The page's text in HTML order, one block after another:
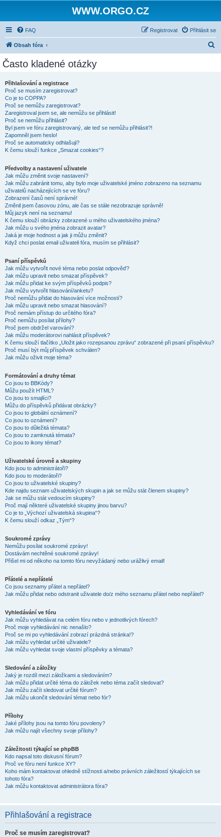
WWW.ORGO.CZ
FAQ Přihlásit se
Registrovat
Obsah fóra
Často kladené otázky
Přihlašování a registrace
Proč se musím zaregistrovat?
Co je to COPPA?
Proč se nemůžu zaregistrovat?
Zaregistroval jsem se, ale nemůžu se přihlásit!
Proč se nemůžu přihlásit?
Byl jsem ve fóru zaregistrovaný, ale teď se nemůžu přihlásit?!
Zapomněl jsem heslo!
Proč se automaticky odhlašuji?
K čemu slouží funkce „Smazat cookies“?
Předvolby a nastavení uživatele
Jak můžu změnit svoje nastavení?
Jak můžu zabránit tomu, aby bylo moje uživatelské jméno zobrazeno na seznamu
uživatelů nacházejících se ve fóru?
Zobrazení časů není správné!
Změnil jsem časovou zónu, ale čas se stále nezobrazuje správně!
Můj jazyk není na seznamu!
K čemu slouží obrázky zobrazené u mého uživatelského jména?
Jak můžu u svého jména zobrazit avatar?
Jaká je moje hodnost a jak ji můžu změnit?
Když chci poslat email uživateli fóra, musím se přihlásit?
Psaní příspěvků
Jak můžu vytvořit nové téma nebo poslat odpověď?
Jak můžu upravit nebo smazat příspěvek?
Jak můžu přidat ke svým příspěvků podpis?
Jak můžu vytvořit hlasování/anketu?
Proč nemůžu přidat do hlasování více možností?
Jak můžu upravit nebo smazat hlasování?
Proč nemám přístup do určitého fóra?
Proč nemůžu posílat přílohy?
Proč jsem obdržel varování?
Jak můžu moderátorovi nahlásit příspěvek?
K čemu slouží tlačítko „Uložit jako rozepsanou zprávu“ zobrazené při psaní příspěvku?
Proč musí být můj příspěvek schválen?
Jak můžu oživit moje téma?
Formátování a druhy témat
Co jsou to BBKódy?
Můžu použít HTML?
Co jsou to smajlíci?
Můžu do příspěvků přidávat obrázky?
Co jsou to globální oznámení?
Co jsou to oznámení?
Co jsou to důležitá témata?
Co jsou to zamknutá témata?
Co jsou to ikony témat?
Uživatelské úrovně a skupiny
Kdo jsou to administrátoři?
Kdo jsou to moderátoři?
Co jsou to uživatelské skupiny?
Kde najdu seznam uživatelských skupin a jak se můžu stát členem skupiny?
Jak se můžu stát vedoucím skupiny?
Proč mají některé uživatelské skupiny jinou barvu?
Co je to „Výchozí uživatelská skupina“?
K čemu slouží odkaz „Tým“?
Soukromé zprávy
Nemůžu posílat soukromé zprávy!
Dostávám nechtěné soukromé zprávy!
Přišel mi od někoho na tomto fóru nevyžádaný nebo urážlivý email!
Přátelé a nepřátelé
Co jsou seznamy přátel a nepřátel?
Jak můžu přidat nebo odstranit uživatele do/z mého seznamu přátel nebo nepřátel?
Vyhledávání ve fóru
Jak můžu vyhledávat na celém fóru nebo v jednotlivých fórech?
Proč moje vyhledávání nic nenašlo?
Proč se mi po vyhledávání zobrazí prázdná stránka!?
Jak můžu vyhledat určité uživatele?
Jak můžu vyhledat svoje vlastní příspěvky a témata?
Sledování a záložky
Jaký je rozdíl mezi záložkami a sledováním?
Jak můžu přidat určité téma do záložek nebo téma začít sledovat?
Jak můžu začít sledovat určité fórum?
Jak můžu ukončit sledování témat nebo fór?
Přílohy
Jaké přílohy jsou na tomto fóru povoleny?
Jak můžu najít všechny svoje přílohy?
Záležitosti týkající se phpBB
Kdo napsal toto diskusní fórum?
Proč ve fóru není funkce XY?
Koho mám kontaktovat ohledně stížnosti a/nebo právních záležitostí týkajících se
tohoto fóra?
Jak můžu kontaktovat administrátora fóra?
Přihlašování a registrace
Proč se musím zaregistrovat?